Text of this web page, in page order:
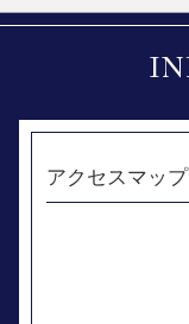
アクセスマップ